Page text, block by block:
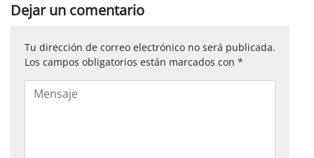
Dejar un comentario
Tu dirección de correo electrónico no será publicada.
Los campos obligatorios están marcados con *